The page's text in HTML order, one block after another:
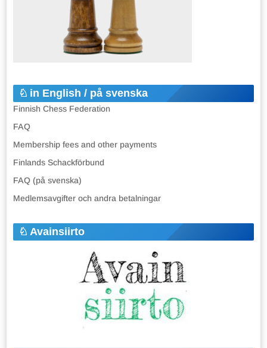
in English / på svenska
Finnish Chess Federation
FAQ
Membership fees and other payments
Finlands Schackförbund
FAQ (på svenska)
Medlemsavgifter och andra betalningar
Avainsiirto